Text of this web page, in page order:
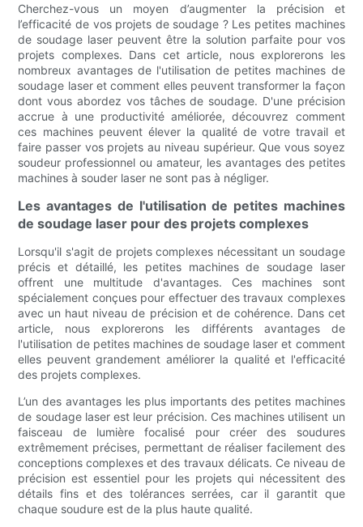
Cherchez-vous un moyen d’augmenter la précision et
l’efficacité de vos projets de soudage ? Les petites machines
de soudage laser peuvent être la solution parfaite pour vos
projets complexes. Dans cet article, nous explorerons les
nombreux avantages de l'utilisation de petites machines de
soudage laser et comment elles peuvent transformer la façon
dont vous abordez vos tâches de soudage. D'une précision
accrue à une productivité améliorée, découvrez comment
ces machines peuvent élever la qualité de votre travail et
faire passer vos projets au niveau supérieur. Que vous soyez
soudeur professionnel ou amateur, les avantages des petites
machines à souder laser ne sont pas à négliger.
Les avantages de l'utilisation de petites machines
de soudage laser pour des projets complexes
Lorsqu'il s'agit de projets complexes nécessitant un soudage
précis et détaillé, les petites machines de soudage laser
offrent une multitude d'avantages. Ces machines sont
spécialement conçues pour effectuer des travaux complexes
avec un haut niveau de précision et de cohérence. Dans cet
article, nous explorerons les différents avantages de
l'utilisation de petites machines de soudage laser et comment
elles peuvent grandement améliorer la qualité et l'efficacité
des projets complexes.
L’un des avantages les plus importants des petites machines
de soudage laser est leur précision. Ces machines utilisent un
faisceau de lumière focalisé pour créer des soudures
extrêmement précises, permettant de réaliser facilement des
conceptions complexes et des travaux délicats. Ce niveau de
précision est essentiel pour les projets qui nécessitent des
détails fins et des tolérances serrées, car il garantit que
chaque soudure est de la plus haute qualité.